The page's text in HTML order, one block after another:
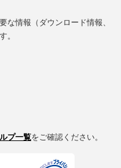
な情報（ダウンロード情報、
。
プ一覧をご確認ください。